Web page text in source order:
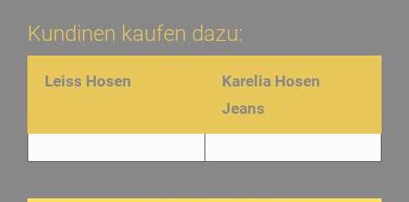
Kundinen kaufen dazu:
Leiss Hosen
Karelia Hosen
Jeans